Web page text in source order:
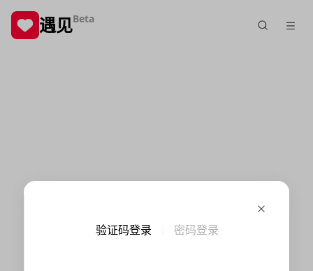
验证码登录 密码登录
遇见Beta